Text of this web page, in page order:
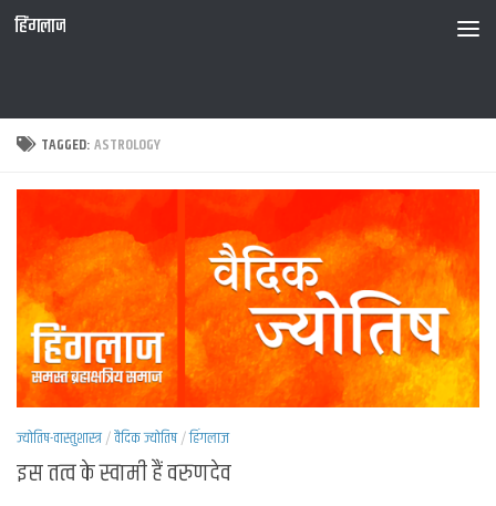
हिंगलाज
TAGGED:ASTROLOGY
ज्योतिष-वास्तुशास्त्र/वैदिक ज्योतिष/हिंगलाज
इस तत्व के स्वामी हैं वरुणदेव